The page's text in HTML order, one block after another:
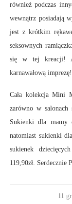
również podczas
wewnątrz posiadają
jest z krótkim
seksownych
się w tej kreacji!
karnawałową imprezę!
Cała kolekcja Mini
zarówno w salonach
Sukienki dla mamy
natomiast sukienki
sukienek
119,90zł. Serdecznie
11